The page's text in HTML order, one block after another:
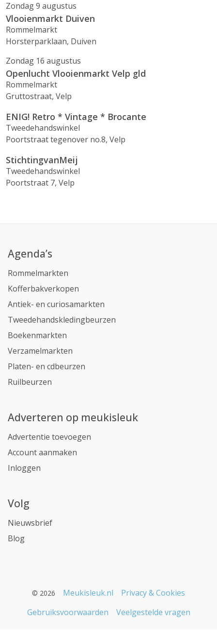
Zondag 9 augustus
Vlooienmarkt Duiven
Rommelmarkt
Horsterparklaan, Duiven
Zondag 16 augustus
Openlucht Vlooienmarkt Velp gld
Rommelmarkt
Gruttostraat, Velp
ENIG! Retro * Vintage * Brocante
Tweedehandswinkel
Poortstraat tegenover no.8, Velp
StichtingvanMeij
Tweedehandswinkel
Poortstraat 7, Velp
Agenda’s
Rommelmarkten
Kofferbakverkopen
Antiek- en curiosamarkten
Tweedehandskledingbeurzen
Boekenmarkten
Verzamelmarkten
Platen- en cdbeurzen
Ruilbeurzen
Adverteren op meukisleuk
Advertentie toevoegen
Account aanmaken
Inloggen
Volg
Nieuwsbrief
Blog
© 2026 Meukisleuk.nl
Privacy & Cookies
Gebruiksvoorwaarden
Veelgestelde vragen